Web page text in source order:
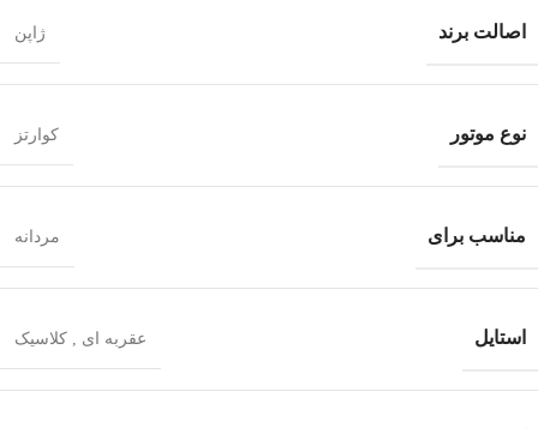
اصالت برند ژاپن
نوع موتور کوارتز
مناسب برای مردانه
استایل عقربه ای , کلاسیک